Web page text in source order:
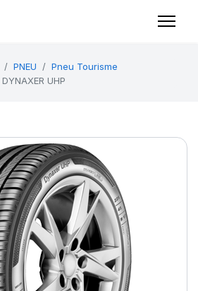
PNEU
Pneu Tourisme
UHP